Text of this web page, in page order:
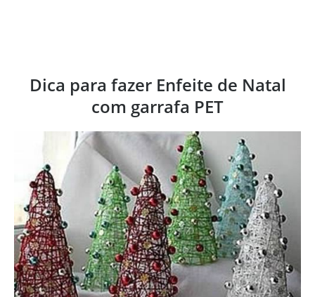
Dica para fazer Enfeite de Natal
com garrafa PET